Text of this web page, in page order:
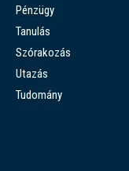
Pénzügy
Tanulás
Szórakozás
Utazás
Tudomány